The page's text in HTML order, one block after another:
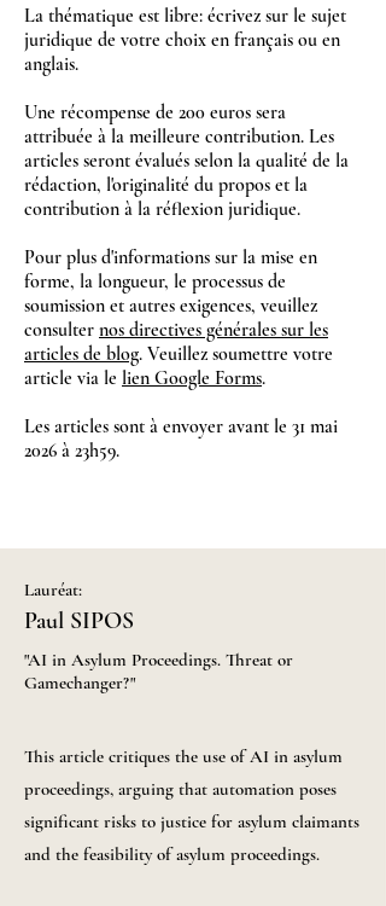
La thématique est libre: écrivez sur le sujet
juridique de votre choix en français ou en
anglais.
Une récompense de 200 euros sera
attribuée à la meilleure contribution. Les
articles seront évalués selon la qualité de la
rédaction, l'originalité du propos et la
contribution à la réflexion juridique.
Pour plus d'informations sur la mise en
forme, la longueur, le processus de
soumission et autres exigences, veuillez
consulter nos directives générales sur les
articles de blog. Veuillez soumettre votre
article via le lien Google Forms.
Les articles sont à envoyer avant le 31 mai
2026 à 23h59.
Lauréat:
Paul SIPOS
"AI in Asylum Proceedings. Threat or
Gamechanger?​"
This article critiques the use of AI in asylum
proceedings, arguing that automation poses
significant risks to justice for asylum claimants
and the feasibility of asylum proceedings.